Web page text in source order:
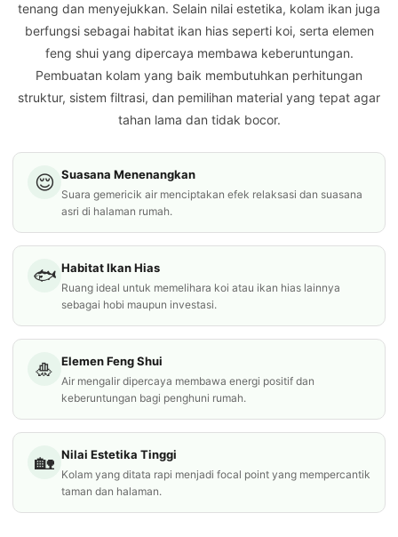
tenang dan menyejukkan. Selain nilai estetika, kolam ikan juga
berfungsi sebagai habitat ikan hias seperti koi, serta elemen
feng shui yang dipercaya membawa keberuntungan.
Pembuatan kolam yang baik membutuhkan perhitungan
struktur, sistem filtrasi, dan pemilihan material yang tepat agar
tahan lama dan tidak bocor.
😌 Suasana Menenangkan
Suara gemericik air menciptakan efek relaksasi dan suasana
asri di halaman rumah.
🐟 Habitat Ikan Hias
Ruang ideal untuk memelihara koi atau ikan hias lainnya
sebagai hobi maupun investasi.
🎍 Elemen Feng Shui
Air mengalir dipercaya membawa energi positif dan
keberuntungan bagi penghuni rumah.
🏡 Nilai Estetika Tinggi
Kolam yang ditata rapi menjadi focal point yang mempercantik
taman dan halaman.